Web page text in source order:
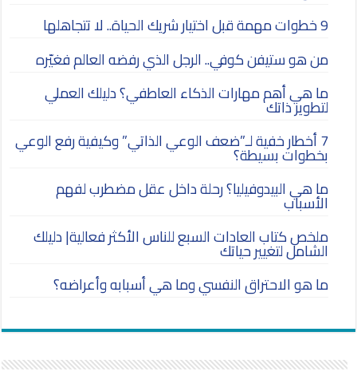
9 خطوات مهمة قبل اختيار شريك الحياة.. لا تتجاهلها
من هو ستيفن كوفي.. الرجل الذي رفضه العالم فغيّره
ما هي أهم مهارات الذكاء العاطفي؟ دليلك العملي
لتطوير ذاتك
7 أخطار خفية لـ”ضعف الوعي الذاتي” وكيفية رفع الوعي
بخطوات بسيطة؟
ما هي البيدوفيليا؟ رحلة داخل عقل مضطرب لفهم
الأسباب
ملخص كتاب العادات السبع للناس الأكثر فعالية| دليلك
الشامل لتغيير حياتك
ما هو الاحتراق النفسي وما هي أسبابه وأعراضه؟